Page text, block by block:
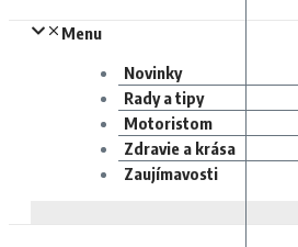
Menu
Novinky
Rady a tipy
Motoristom
Zdravie a krása
Zaujímavosti